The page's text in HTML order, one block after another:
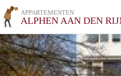
APPARTEMENTEN
ALPHEN AAN DEN